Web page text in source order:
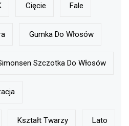
Cięcie Fale
Gumka Do Włosów
Szczotka Do Włosów
Kształt Twarzy Lato